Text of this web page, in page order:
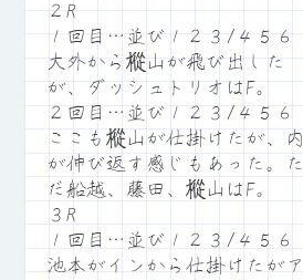
２R
１回目…並び１２３/４５６
大外から樅山が飛び出した
が、ダッシュトリオはF。
２回目…並び１２３/４５６
ここも樅山が仕掛けたが、内
が伸び返す感じもあった。た
だ船越、藤田、樅山はF。
３R
１回目…並び１２３/４５６
池本がインから仕掛けたがア